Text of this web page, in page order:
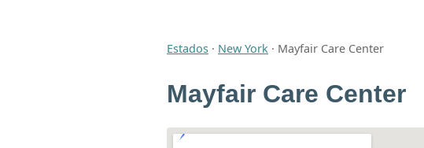
Estados · New York · Mayfair Care Center
Mayfair Care Center